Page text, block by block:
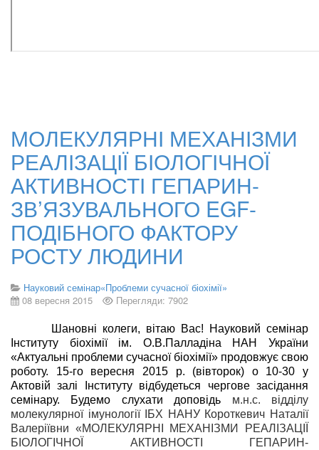
МОЛЕКУЛЯРНІ МЕХАНІЗМИ
РЕАЛІЗАЦІЇ БІОЛОГІЧНОЇ
АКТИВНОСТІ ГЕПАРИН-
ЗВ’ЯЗУВАЛЬНОГО EGF-
ПОДІБНОГО ФАКТОРУ
РОСТУ ЛЮДИНИ
Науковий семінар«Проблеми сучасної біохімії»
08 вересня 2015
Перегляди: 7902
Шановні колеги, вітаю Вас! Науковий семінар
Інституту біохімії ім. О.В.Палладіна НАН України
«Актуальні проблеми сучасної біохімії» продовжує свою
роботу. 15-го вересня 2015 р. (вівторок) о 10-30 у
Актовій залі Інституту відбудеться чергове засідання
семінару. Будемо слухати доповідь м.н.с. відділу
молекулярної імунології ІБХ НАНУ Короткевич Наталії
Валеріївни «МОЛЕКУЛЯРНІ МЕХАНІЗМИ РЕАЛІЗАЦІЇ
БІОЛОГІЧНОЇ АКТИВНОСТІ ГЕПАРИН-